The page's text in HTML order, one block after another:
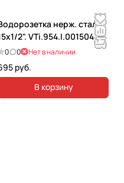
нерж. сталь
2". VTi.954.I.001504
0 0 Нет в наличии
руб.
В корзину